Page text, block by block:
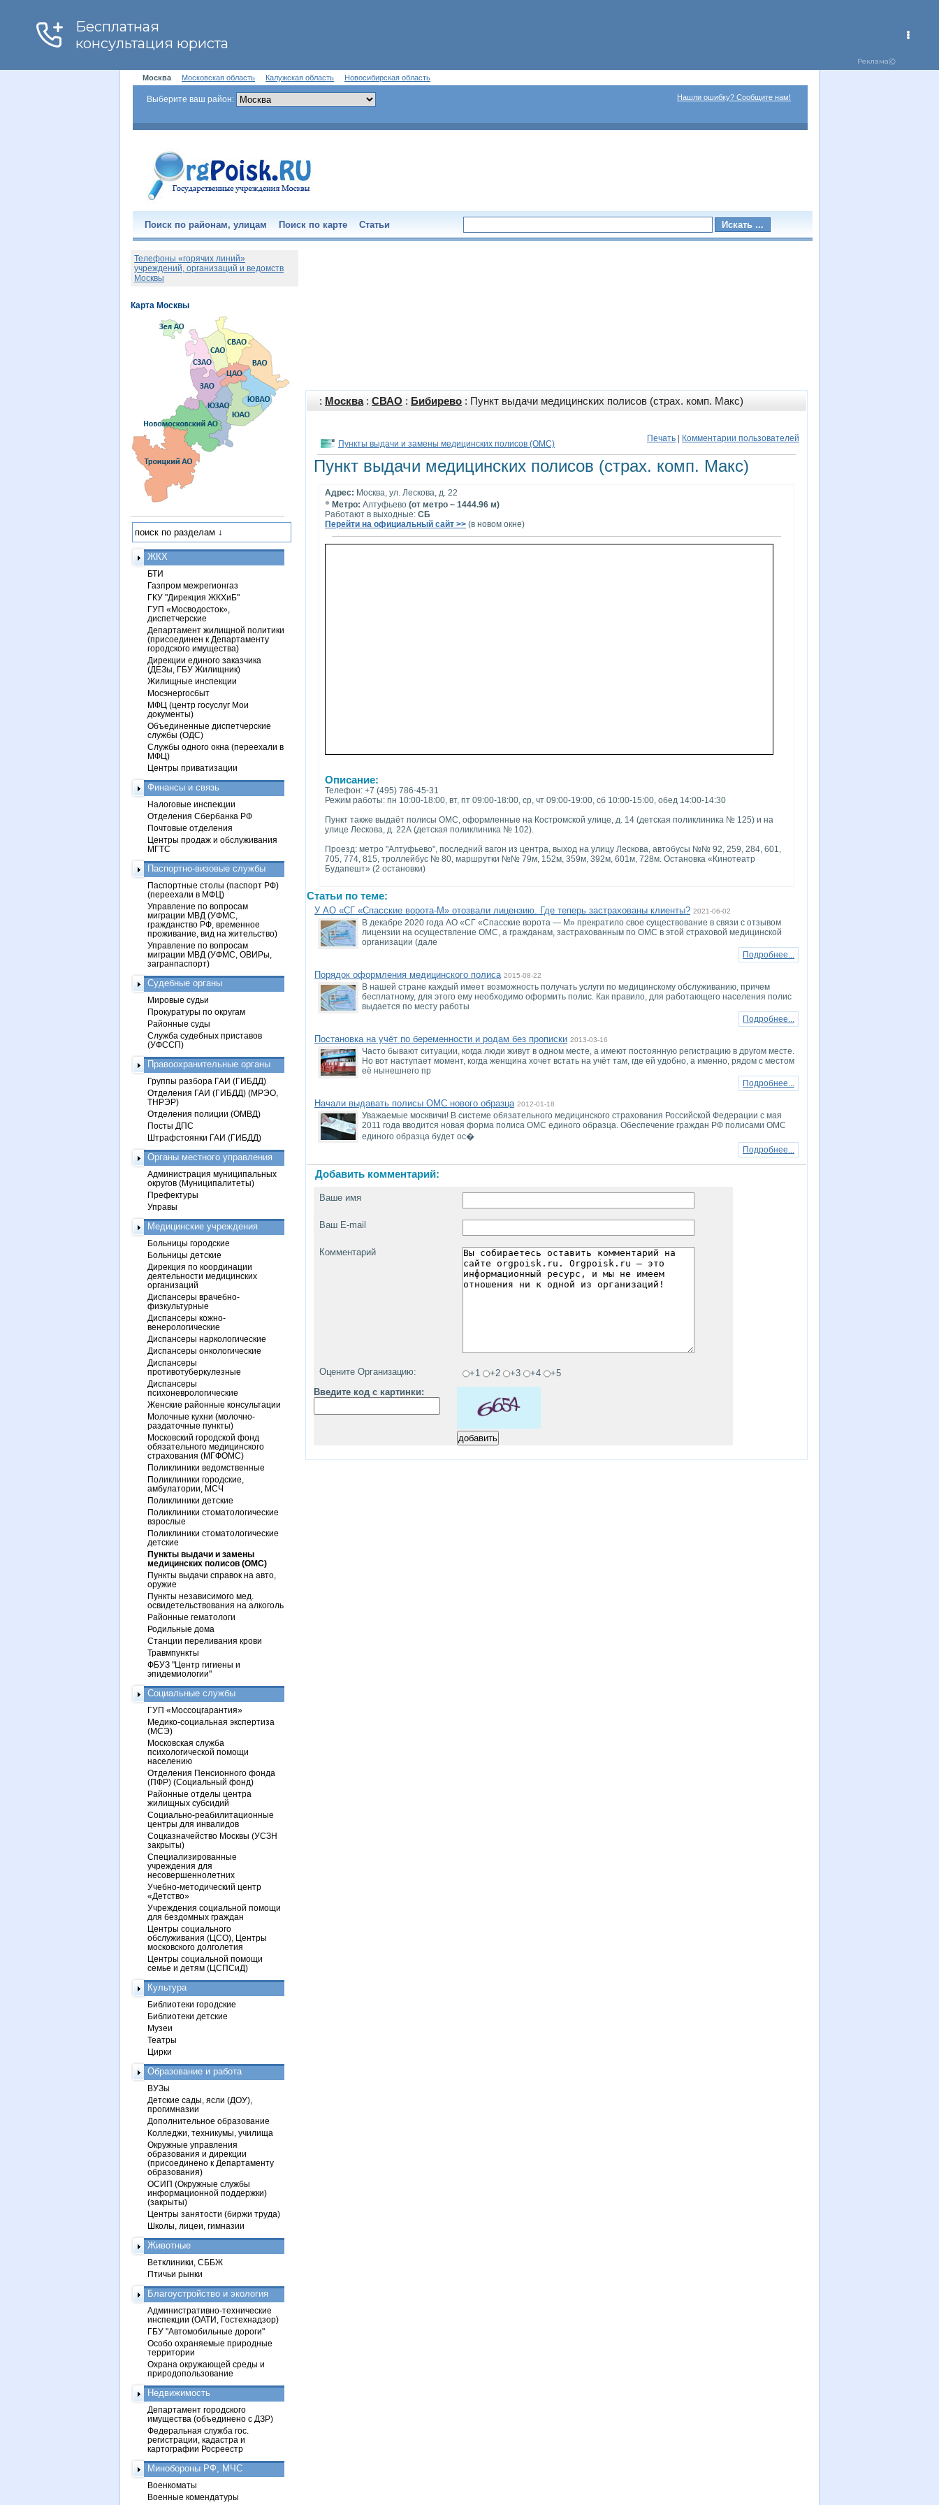
Москва Московская область Калужская область Новосибирская область
Выберите ваш район: Нашли ошибку? Сообщите нам!
Поиск по районам, улицам Поиск по карте Статьи
: Москва: СВАО : Бибирево : Пункт выдачи медицинских полисов (страх. комп. Макс)
Печать Комментарии пользователей
Пункты выдачи и замены медицинских полисов (ОМС)
Пункт выдачи медицинских полисов (страх. комп. Макс)
Адрес: Москва, ул. Лескова, д. 22
• Метро: Алтуфьево (от метро ~ 1444.96 м)
Работают в выходные: СБ
Перейти на официальный сайт >> (в новом окне)
Описание:
Телефон: +7 (495) 786-45-31
Режим работы: пн 10:00-18:00, вт, пт 09:00-18:00, ср, чт 09:00-19:00, сб 10:00-15:00, обед 14:00-14:30
Пункт также выдаёт полисы ОМС, оформленные на Костромской улице, д. 14 (детская поликлиника № 125) и на
улице Лескова, д. 22А (детская поликлиника № 102).
Проезд: метро "Алтуфьево", последний вагон из центра, выход на улицу Лескова, автобусы №№ 92, 259, 284, 601,
705, 774, 815, троллейбус № 80, маршрутки №№ 79м, 152м, 359м, 392м, 601м, 728м. Остановка «Кинотеатр
Будапешт» (2 остановки)
Статьи по теме:
У АО «СГ «Спасские ворота-М» отозвали лицензию. Где теперь застрахованы клиенты? 2021-06-02
В декабре 2020 года АО «СГ «Спасские ворота — М» прекратило свое существование в связи с отзывом
лицензии на осуществление ОМС, а гражданам, застрахованным по ОМС в этой страховой медицинской
организации (дале
Подробнее...
Порядок оформления медицинского полиса 2015-08-22
В нашей стране каждый имеет возможность получать услуги по медицинскому обслуживанию, причем
бесплатному, для этого ему необходимо оформить полис. Как правило, для работающего населения полис
выдается по месту работы
Подробнее...
Постановка на учёт по беременности и родам без прописки 2013-03-16
Часто бывают ситуации, когда люди живут в одном месте, а имеют постоянную регистрацию в другом месте.
Но вот наступает момент, когда женщина хочет встать на учёт там, где ей удобно, а именно, рядом с местом
её нынешнего пр
Подробнее...
Начали выдавать полисы ОМС нового образца 2012-01-18
Уважаемые москвичи! В системе обязательного медицинского страхования Российской Федерации с мая
2011 года вводится новая форма полиса ОМС единого образца. Обеспечение граждан РФ полисами ОМС
единого образца будет ос�
Подробнее...
Добавить комментарий:
Ваше имя
Ваш E-mail
Комментарий
Оцените Организацию: +1 +2 +3 +4
+5
Введите код с картинки:
Телефоны «горячих линий»
учреждений, организаций и ведомств
Москвы
ЖКХ
БТИ
Газпром межрегионгаз
ГКУ "Дирекция ЖКХиБ"
ГУП «Мосводосток»,
диспетчерские
Департамент жилищной политики
(присоединен к Департаменту
городского имущества)
Дирекции единого заказчика
(ДЕЗы, ГБУ Жилищник)
Жилищные инспекции
Мосэнергосбыт
МФЦ (центр госуслуг Мои
документы)
Объединенные диспетчерские
службы (ОДС)
Службы одного окна (переехали в
МФЦ)
Центры приватизации
Финансы и связь
Налоговые инспекции
Отделения Сбербанка РФ
Почтовые отделения
Центры продаж и обслуживания
МГТС
Паспортно-визовые службы
Паспортные столы (паспорт РФ)
(переехали в МФЦ)
Управление по вопросам
миграции МВД (УФМС,
гражданство РФ, временное
проживание, вид на жительство)
Управление по вопросам
миграции МВД (УФМС, ОВИРы,
загранпаспорт)
Судебные органы
Мировые судьи
Прокуратуры по округам
Районные суды
Служба судебных приставов
(УФССП)
Правоохранительные органы
Группы разбора ГАИ (ГИБДД)
Отделения ГАИ (ГИБДД) (МРЭО,
ТНРЭР)
Отделения полиции (ОМВД)
Посты ДПС
Штрафстоянки ГАИ (ГИБДД)
Органы местного управления
Администрация муниципальных
округов (Муниципалитеты)
Префектуры
Управы
Медицинские учреждения
Больницы городские
Больницы детские
Дирекция по координации
деятельности медицинских
организаций
Диспансеры врачебно-
физкультурные
Диспансеры кожно-
венерологические
Диспансеры наркологические
Диспансеры онкологические
Диспансеры
противотуберкулезные
Диспансеры
психоневрологические
Женские районные консультации
Молочные кухни (молочно-
раздаточные пункты)
Московский городской фонд
обязательного медицинского
страхования (МГФОМС)
Поликлиники ведомственные
Поликлиники городские,
амбулатории, МСЧ
Поликлиники детские
Поликлиники стоматологические
взрослые
Поликлиники стоматологические
детские
Пункты выдачи и замены
медицинских полисов (ОМС)
Пункты выдачи справок на авто,
оружие
Пункты независимого мед.
освидетельствования на алкоголь
Районные гематологи
Родильные дома
Станции переливания крови
Травмпункты
ФБУЗ "Центр гигиены и
эпидемиологии"
Социальные службы
ГУП «Моссоцгарантия»
Медико-социальная экспертиза
(МСЭ)
Московская служба
психологической помощи
населению
Отделения Пенсионного фонда
(ПФР) (Социальный фонд)
Районные отделы центра
жилищных субсидий
Социально-реабилитационные
центры для инвалидов
Соцказначейство Москвы (УСЗН
закрыты)
Специализированные
учреждения для
несовершеннолетних
Учебно-методический центр
«Детство»
Учреждения социальной помощи
для бездомных граждан
Центры социального
обслуживания (ЦСО), Центры
московского долголетия
Центры социальной помощи
семье и детям (ЦСПСиД)
Культура
Библиотеки городские
Библиотеки детские
Музеи
Театры
Цирки
Образование и работа
ВУЗы
Детские сады, ясли (ДОУ),
прогимназии
Дополнительное образование
Колледжи, техникумы, училища
Окружные управления
образования и дирекции
(присоединено к Департаменту
образования)
ОСИП (Окружные службы
информационной поддержки)
(закрыты)
Центры занятости (биржи труда)
Школы, лицеи, гимназии
Животные
Ветклиники, СББЖ
Птичьи рынки
Благоустройство и экология
Административно-технические
инспекции (ОАТИ, Гостехнадзор)
ГБУ "Автомобильные дороги"
Особо охраняемые природные
территории
Охрана окружающей среды и
природопользование
Недвижимость
Департамент городского
имущества (объединено с ДЗР)
Федеральная служба гос.
регистрации, кадастра и
картографии Росреестр
Минобороны РФ, МЧС
Военкоматы
Военные комендатуры